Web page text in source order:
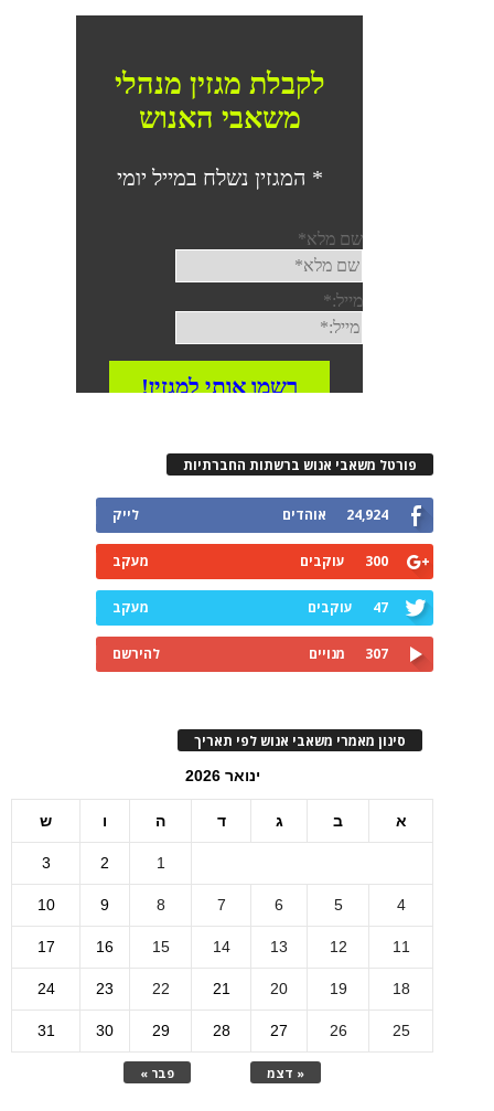
פורטל משאבי אנוש ברשתות החברתיות
24,924 אוהדים לייק
300 עוקבים מעקב
47 עוקבים מעקב
307 מנויים להירשם
סינון מאמרי משאבי אנוש לפי תאריך
ינואר 2026
א ב ג ד ה ו ש
« דצמ פבר »
1
2
3
4
5
6
7
8
9
10
11
12
13
14
15
16
17
18
19
20
21
22
23
24
25
26
27
28
29
30
31